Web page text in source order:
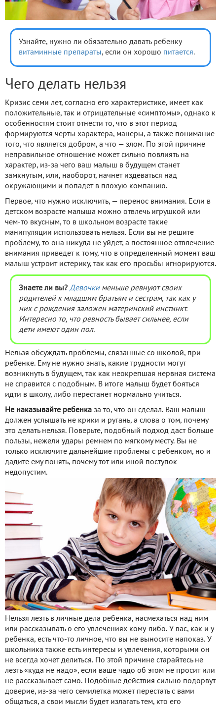
Узнайте, нужно ли обязательно давать ребенку
витаминные препараты, если он хорошо питается.
Чего делать нельзя
Кризис семи лет, согласно его характеристике, имеет как
положительные, так и отрицательные «симптомы», однако к
особенностям стоит отнести то, что в этот период
формируются черты характера, манеры, а также понимание
того, что является добром, а что — злом. По этой причине
неправильное отношение может сильно повлиять на
характер, из-за чего ваш малыш в будущем станет
замкнутым, или, наоборот, начнет издеваться над
окружающими и попадет в плохую компанию.
Первое, что нужно исключить, — перенос внимания. Если в
детском возрасте малыша можно отвлечь игрушкой или
чем-то вкусным, то в школьном возрасте такие
манипуляции использовать нельзя. Если вы не решите
проблему, то она никуда не уйдет, а постоянное отвлечение
внимания приведет к тому, что в определенный момент ваш
малыш устроит истерику, так как его просьбы игнорируются.
Знаете ли вы? Девочкименьше ревнуют своих
родителей к младшим братьям и сестрам, так как у
них с рождения заложен материнский инстинкт.
Интересно то, что ревность бывает сильнее, если
дети имеют один пол.
Нельзя обсуждать проблемы, связанные со школой, при
ребенке. Ему не нужно знать, какие трудности могут
возникнуть в будущем, так как неокрепшая нервная система
не справится с подобным. В итоге малыш будет бояться
идти в школу, либо перестанет нормально учиться.
Не наказывайте ребенка за то, что он сделал. Ваш малыш
должен услышать не крики и ругань, а слова о том, почему
это делать нельзя. Поверьте, подобный подход даст больше
пользы, нежели удары ремнем по мягкому месту. Вы не
только исключите дальнейшие проблемы с ребенком, но и
дадите ему понять, почему тот или иной поступок
недопустим.
Нельзя лезть в личные дела ребенка, насмехаться над ним
или рассказывать о его увлечениях кому-либо. У вас, как и у
ребенка, есть что-то личное, что вы не выносите напоказ. У
школьника также есть интересы и увлечения, которыми он
не всегда хочет делиться. По этой причине старайтесь не
лезть «куда не надо», если ваше чадо об этом не просит или
не рассказывает само. Подобные действия сильно подорвут
доверие, из-за чего семилетка может перестать с вами
общаться, а свои мысли будет излагать тем, кто его